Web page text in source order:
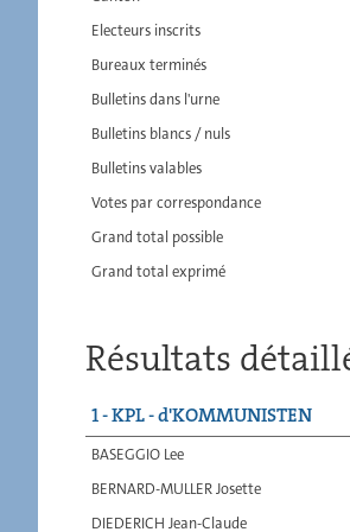
Electeurs inscrits
Bureaux terminés
Bulletins dans l'urne
Bulletins blancs / nuls
Bulletins valables
Votes par correspondance
Grand total possible
Grand total exprimé
Résultats
1 - KPL - d'KOMMUNISTEN
BASEGGIO Lee
BERNARD-MULLER Josette
DIEDERICH Jean-Claude